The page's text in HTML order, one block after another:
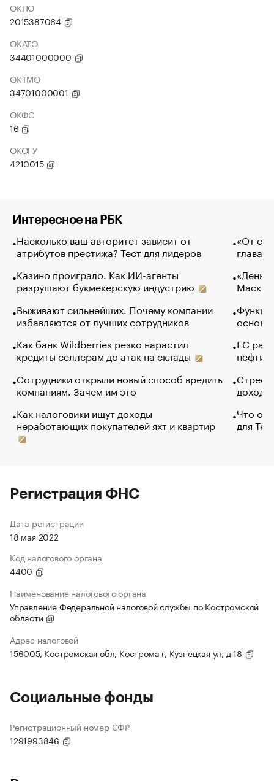
ОКПО
2015387064
ОКАТО
34401000000
ОКТМО
34701000001
ОКФС
16
ОКОГУ
4210015
Интересное на РБК
Насколько ваш авторитет зависит от
атрибутов престижа? Тест для лидеров
Казино проиграло. Как ИИ-агенты
разрушают букмекерскую индустрию
Выживают сильнейших. Почему компании
избавляются от лучших сотрудников
Как банк Wildberries резко нарастил
кредиты селлерам до атак на склады
Сотрудники открыли новый способ вредить
компаниям. Зачем им это
Как налоговики ищут доходы
неработающих покупателей яхт и квартир
«От
глава
Маск в
основ
ЕС
нефти
Что
для
Регистрация ФНС
Дата регистрации
18 мая 2022
Код налогового органа
4400
Наименование налогового органа
Управление Федеральной налоговой службы по Костромской
области
Адрес налоговой
156005, Костромская обл, Кострома г, Кузнецкая ул, д 18
Социальные фонды
Регистрационный номер СФР
1291993846